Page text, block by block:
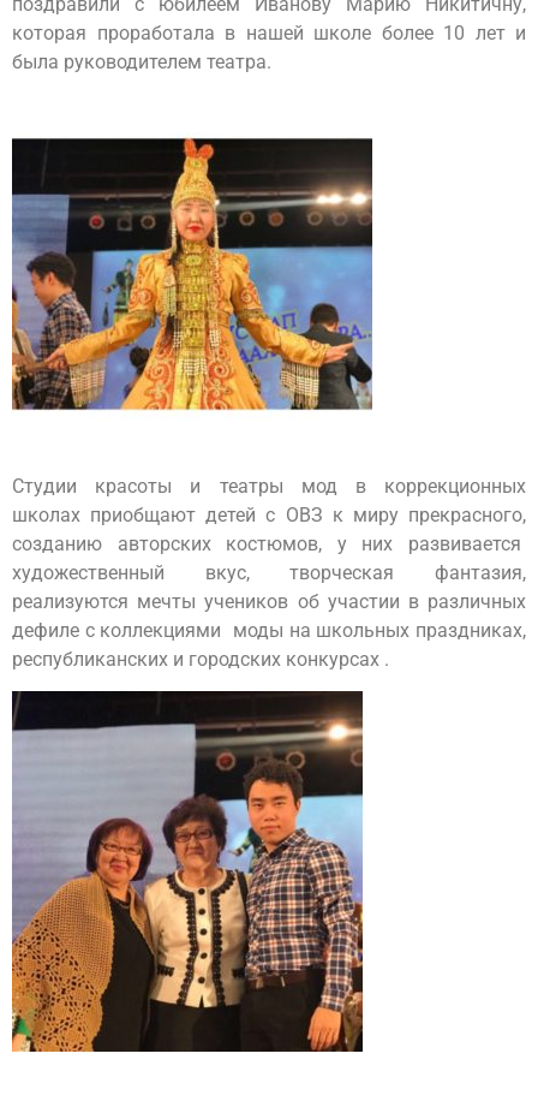
которая проработала в нашей школе более 10 лет и
была руководителем театра.
Студии красоты и театры мод в коррекционных
школах приобщают детей с ОВЗ к миру прекрасного,
созданию авторских костюмов, у них развивается
художественный вкус, творческая фантазия,
реализуются мечты учеников об участии в различных
дефиле с коллекциями моды на школьных праздниках,
республиканских и городских конкурсах .